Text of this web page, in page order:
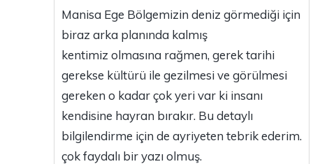
Manisa Ege Bölgemizin deniz görmediği için
biraz arka planında kalmış
kentimiz olmasına rağmen, gerek tarihi
gerekse kültürü ile gezilmesi ve görülmesi
gereken o kadar çok yeri var ki insanı
kendisine hayran bırakır. Bu detaylı
bilgilendirme için de ayriyeten tebrik ederim.
çok faydalı bir yazı olmuş.